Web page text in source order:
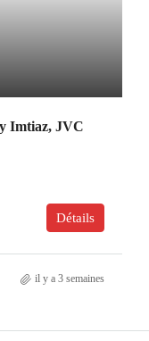
Imtiaz, JVC
Détails
il y a 3 semaines